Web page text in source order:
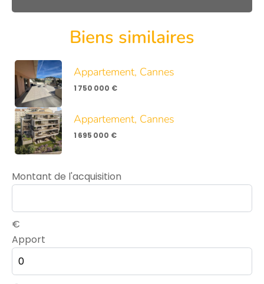
Biens similaires
Appartement, Cannes
1 750 000 €
Appartement, Cannes
1 695 000 €
Montant de l'acquisition
€
Apport